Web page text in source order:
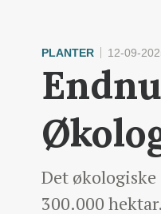
PLANTER 12-09-
Det
300.000 hektar.